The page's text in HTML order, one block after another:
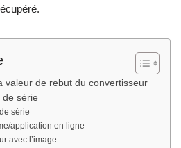
valeur de rebut du convertisseur
série
série
application en ligne
avec l’image